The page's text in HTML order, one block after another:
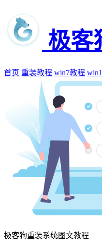
极客
首页 重装教程 win7教程
极客狗重装系统图文教程